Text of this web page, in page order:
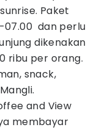
Paket
07.00 dan perlu
dikenakan
ribu per orang.
snack,
and View
membayar